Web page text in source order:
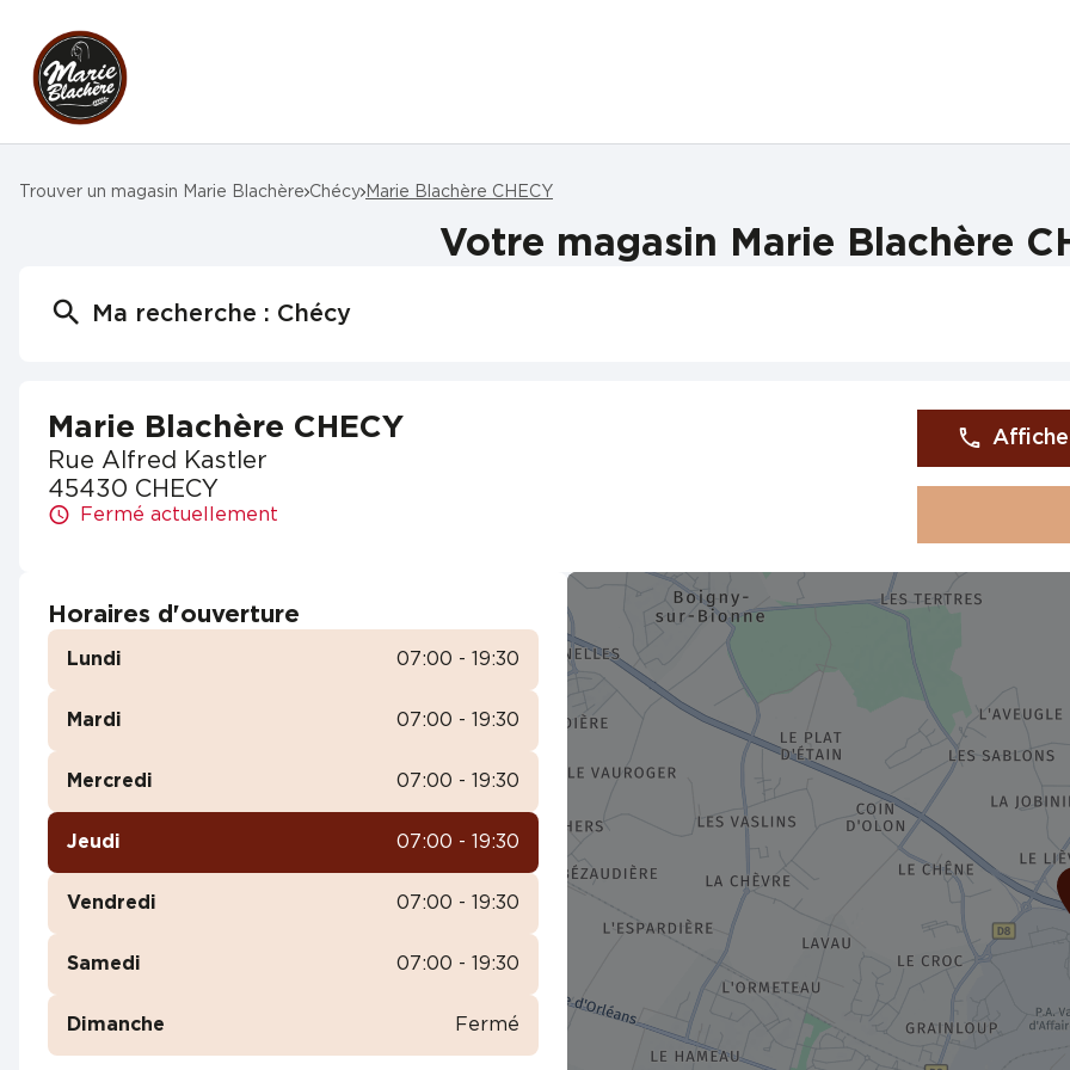
Trouver un magasin Marie Blachère Chécy Marie Blachère CHECY
Votre magasin Marie Blachère
Ma recherche : Chécy
Marie Blachère CHECY
Rue Alfred Kastler
45430 CHECY
Fermé actuellement
Horaires d'ouverture
Lundi 07:00 - 19:30
Mardi 07:00 - 19:30
Mercredi 07:00 - 19:30
Jeudi 07:00 - 19:30
Vendredi 07:00 - 19:30
Samedi 07:00 - 19:30
Dimanche Fermé